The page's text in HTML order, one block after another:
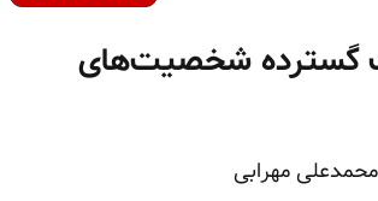
گسترده شخصیت‌های
مهرابی